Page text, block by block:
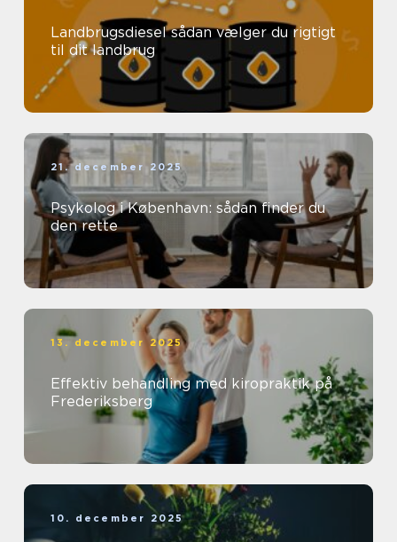
Landbrugsdiesel sådan vælger du rigtigt
til dit landbrug
21. december 2025
Psykolog i København: sådan finder du
den rette
13. december 2025
Effektiv behandling med kiropraktik på
Frederiksberg
10. december 2025